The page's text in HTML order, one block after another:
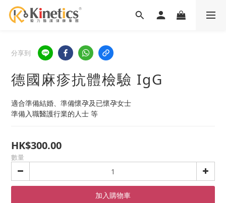
分享到
德國麻疹抗體檢驗 IgG
適合準備結婚、準備懷孕及已懷孕女士
準備入職醫護行業的人士 等
HK$300.00
數量
加入購物車